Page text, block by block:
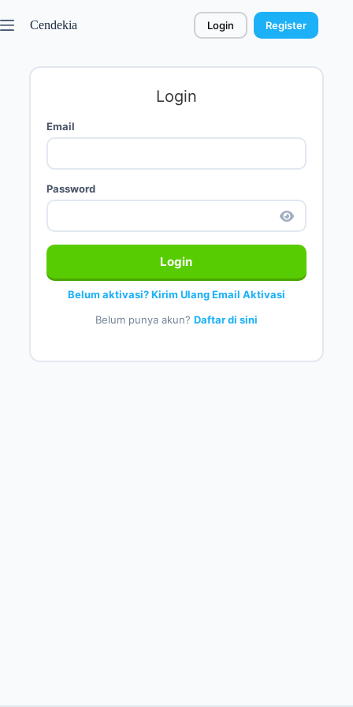
Cendekia Login Register
Login
Email
Password
Login
Belum aktivasi? Kirim Ulang Email Aktivasi
Belum punya akun? Daftar di sini